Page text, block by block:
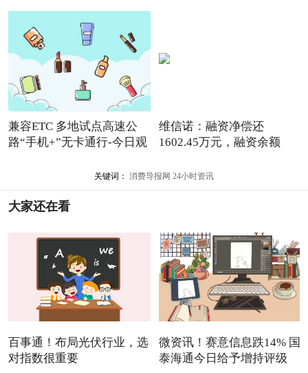
兼容ETC 多地试点高速公
路“手机+”无卡通行-今日观
维信诺：融资净偿还
1602.45万元，融资余额
关键词： 消费导报网 24小时资讯
大家还在看
百事通！布局光伏行业，选
对指数很重要
微资讯！赛意信息跌14% 国
泰海通今日给予增持评级